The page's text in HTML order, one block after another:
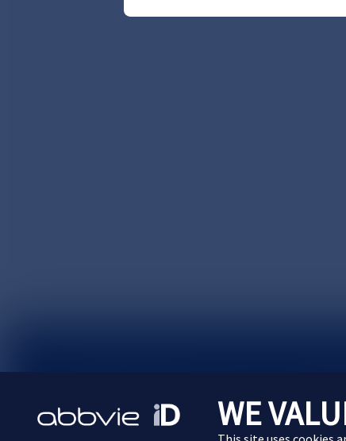
Cookie Preferences
WE